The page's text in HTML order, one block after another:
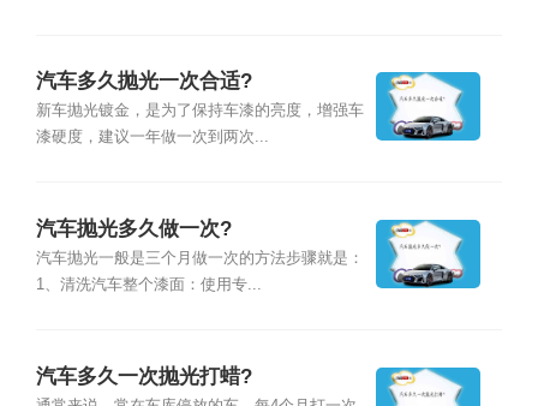
汽车多久抛光一次合适?
新车抛光镀金，是为了保持车漆的亮度，增强车
漆硬度，建议一年做一次到两次...
汽车抛光多久做一次?
汽车抛光一般是三个月做一次的方法步骤就是：
1、清洗汽车整个漆面：使用专...
汽车多久一次抛光打蜡?